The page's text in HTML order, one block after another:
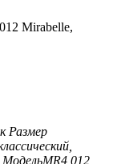
Mirabelle,
Размер
МодельMR4 012